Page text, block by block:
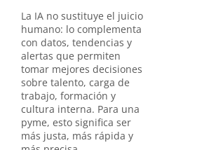
La IA no sustituye el juicio
humano: lo complementa
con datos, tendencias y
alertas que permiten
tomar mejores decisiones
sobre talento, carga de
trabajo, formación y
cultura interna. Para una
pyme, esto significa ser
más justa, más rápida y